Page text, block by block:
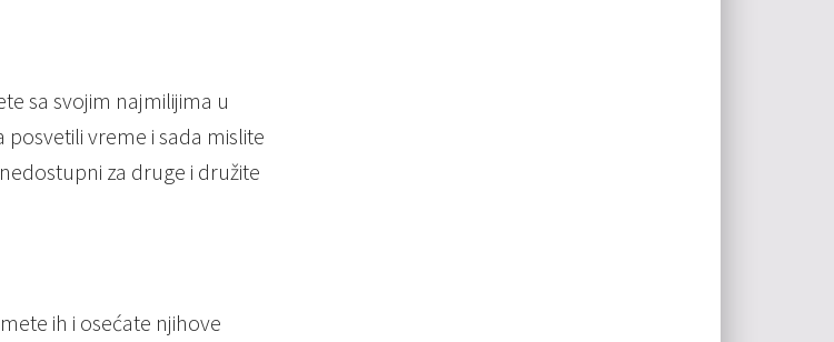
sa svojim najmilijima u
vreme i sada mislite
za druge i družite
ih i osećate njihove